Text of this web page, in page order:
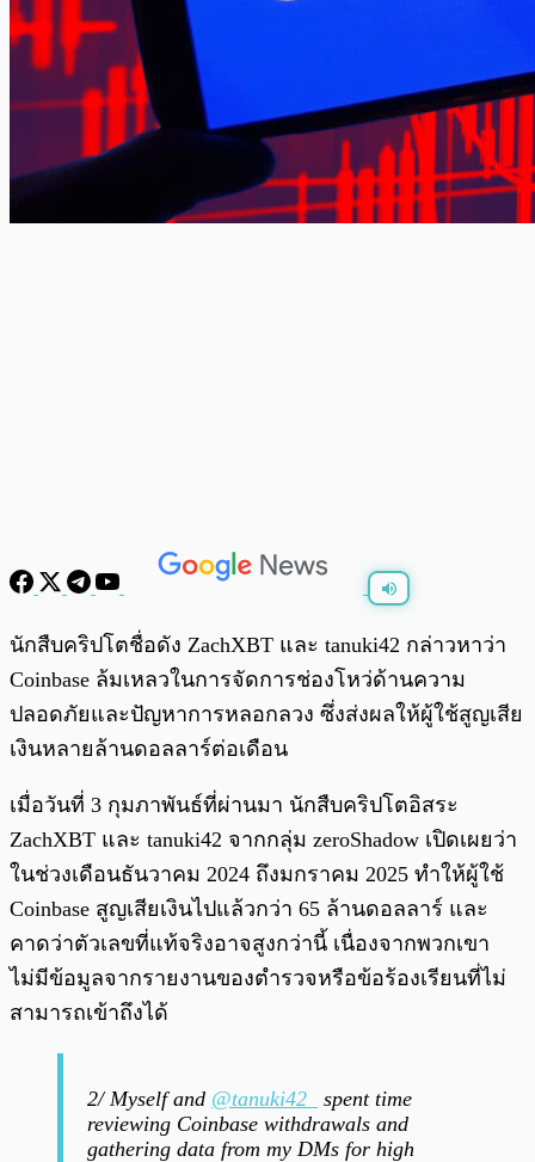
พร้อมเล่น 0:00
นักสืบคริปโตชื่อดัง ZachXBT และ tanuki42 กล่าวหาว่า
Coinbase ล้มเหลวในการจัดการช่องโหว่ด้านความ
ปลอดภัยและปัญหาการหลอกลวง ซึ่งส่งผลให้ผู้ใช้สูญเสีย
เงินหลายล้านดอลลาร์ต่อเดือน
เมื่อวันที่ 3 กุมภาพันธ์ที่ผ่านมา นักสืบคริปโตอิสระ
ZachXBT และ tanuki42 จากกลุ่ม zeroShadow เปิดเผยว่า
ในช่วงเดือนธันวาคม 2024 ถึงมกราคม 2025 ทำให้ผู้ใช้
Coinbase สูญเสียเงินไปแล้วกว่า 65 ล้านดอลลาร์ และ
คาดว่าตัวเลขที่แท้จริงอาจสูงกว่านี้ เนื่องจากพวกเขา
ไม่มีข้อมูลจากรายงานของตำรวจหรือข้อร้องเรียนที่ไม่
สามารถเข้าถึงได้
2/ Myself and @tanuki42_
spent time
reviewing Coinbase withdrawals and
gathering data from my DMs for high